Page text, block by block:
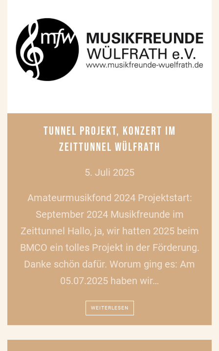
TUNNEL PROJEKT, KONZERT IM
ZEITTUNNEL WÜLFRATH
5. Juli 2025
Amateurmusikfond 2024 Projektstart:
September 2024 Musikfreunde im
Zeittunnel Hallo, ja, wir hatten 2025 beim
BMCO ein tolles Projekt in der Förderung.
Danke schön dafür. Worum ging es: Am
05.07.2025 haben wir…
WEITERLESEN